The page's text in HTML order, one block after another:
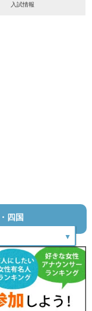
入試情報
四国